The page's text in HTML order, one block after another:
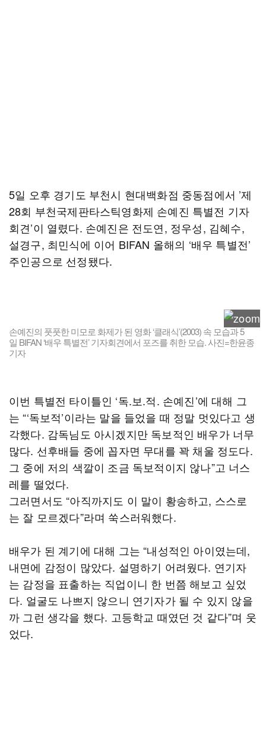
5일 오후 경기도 부천시 현대백화점 중동점에서 ’제
28회 부천국제판타스틱영화제 손예진 특별전 기자
회견’이 열렸다. 손예진은 전도연, 정우성, 김혜수,
설경구, 최민식에 이어 BIFAN 올해의 ‘배우 특별전’
주인공으로 선정됐다.
손예진의 풋풋한 미모로 화제가 된 영화 ‘클래식’(2003) 속 모습과 5
일 BIFAN ‘배우 특별전’ 기자회견에서 포즈를 취한 모습. 사진=한윤종
기자
이번 특별전 타이틀인 ‘독.보.적. 손예진’에 대해 그
는 “‘독보적’이라는 말을 들었을 때 정말 멋있다고 생
각했다. 감독님도 아시겠지만 독보적인 배우가 너무
많다. 선후배들 중에 꼽자면 무대를 꽉 채울 정도다.
그 중에 저의 색깔이 조금 독보적이지 않나”고 너스
레를 떨었다.
그러면서도 “아직까지도 이 말이 황송하고, 스스로
는 잘 모르겠다”라며 쑥스러워했다.
배우가 된 계기에 대해 그는 “내성적인 아이였는데,
내면에 감정이 많았다. 설명하기 어려웠다. 연기자
는 감정을 표출하는 직업이니 한 번쯤 해보고 싶었
다. 얼굴도 나쁘지 않으니 연기자가 될 수 있지 않을
까 그런 생각을 했다. 고등학교 때였던 것 같다”며 웃
었다.